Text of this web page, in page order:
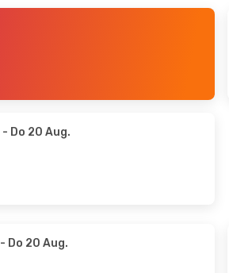
- Do 20 Aug.
- Do 20 Aug.